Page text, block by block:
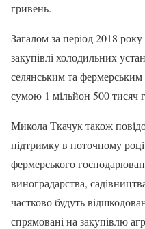
гривень.
Загалом за період 2018
закупівлі холодильних
селянським та
сумою 1 мільйон 500 тисяч
Микола Ткачук також
підтримку в поточному
фермерського
виноградарства,
частково будуть
спрямовані на закупівлю